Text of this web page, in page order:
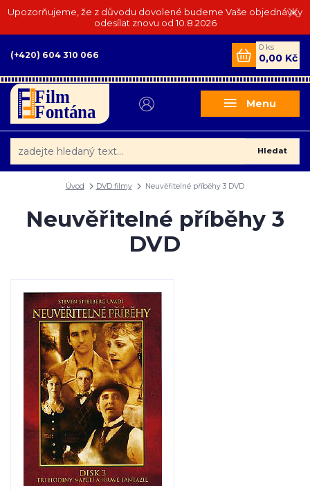
Upozorňujeme, že z důvodu dovolené budeme Vaše objednávky
odesílat znovu od 10.8.2026
Menu
Hledat
(+420) 604 310 066
0 ks
0,00 Kč
Úvod DVD filmy Neuvěřitelné příběhy 3 DVD
Neuvěřitelné příběhy 3
DVD